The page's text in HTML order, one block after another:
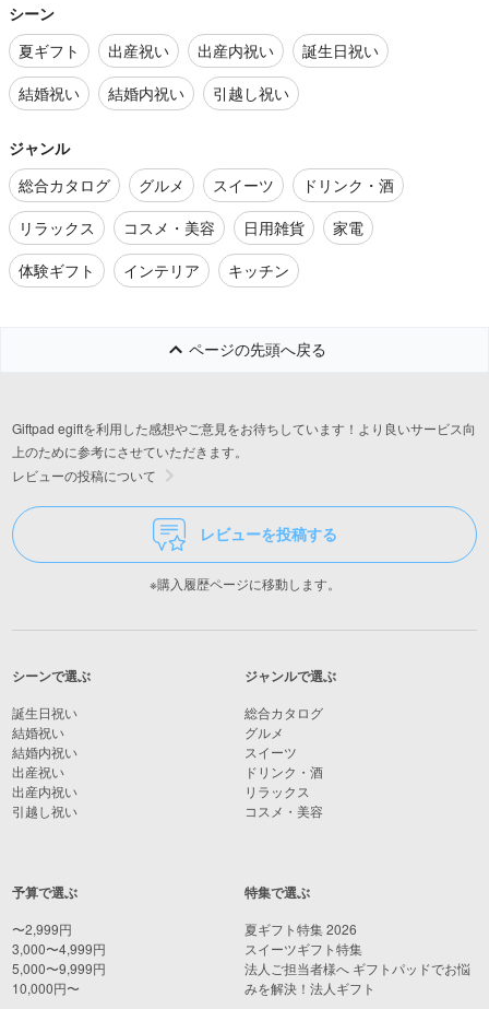
シーン
夏ギフト
出産祝い 出産内祝い
誕生日祝い
結婚祝い
結婚内祝い 引越し祝い
ジャンル
総合カタログ
グルメ スイーツ
ドリンク・酒
リラックス
コスメ・美容 日用雑貨
家電
体験ギフト
インテリア キッチン
ページの先頭へ戻る
Giftpad egiftを利用した感想やご意見をお待ちしています！より良いサービス向
上のために参考にさせていただきます。
レビューの投稿について
レビューを投稿する
※購入履歴ページに移動します。
シーンで選ぶ
誕生日祝い
結婚祝い
結婚内祝い
出産祝い
出産内祝い
引越し祝い
予算で選ぶ
〜2,999円
3,000〜4,999円
5,000〜9,999円
10,000円〜
ジャンルで選ぶ
総合カタログ
グルメ
スイーツ
ドリンク・酒
リラックス
コスメ・美容
特集で選ぶ
夏ギフト特集 2026
スイーツギフト特集
法人ご担当者様へ ギフトパッドでお悩
みを解決！法人ギフト